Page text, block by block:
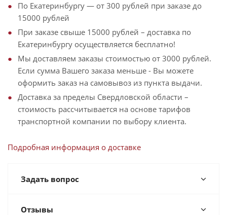
По Екатеринбургу — от 300 рублей при заказе до
15000 рублей
При заказе свыше 15000 рублей – доставка по
Екатеринбургу осуществляется бесплатно!
Мы доставляем заказы стоимостью от 3000 рублей.
Если сумма Вашего заказа меньше - Вы можете
оформить заказ на самовывоз из пункта выдачи.
Доставка за пределы Свердловской области –
стоимость рассчитывается на основе тарифов
транспортной компании по выбору клиента.
Подробная информация о доставке
Задать вопрос
Отзывы